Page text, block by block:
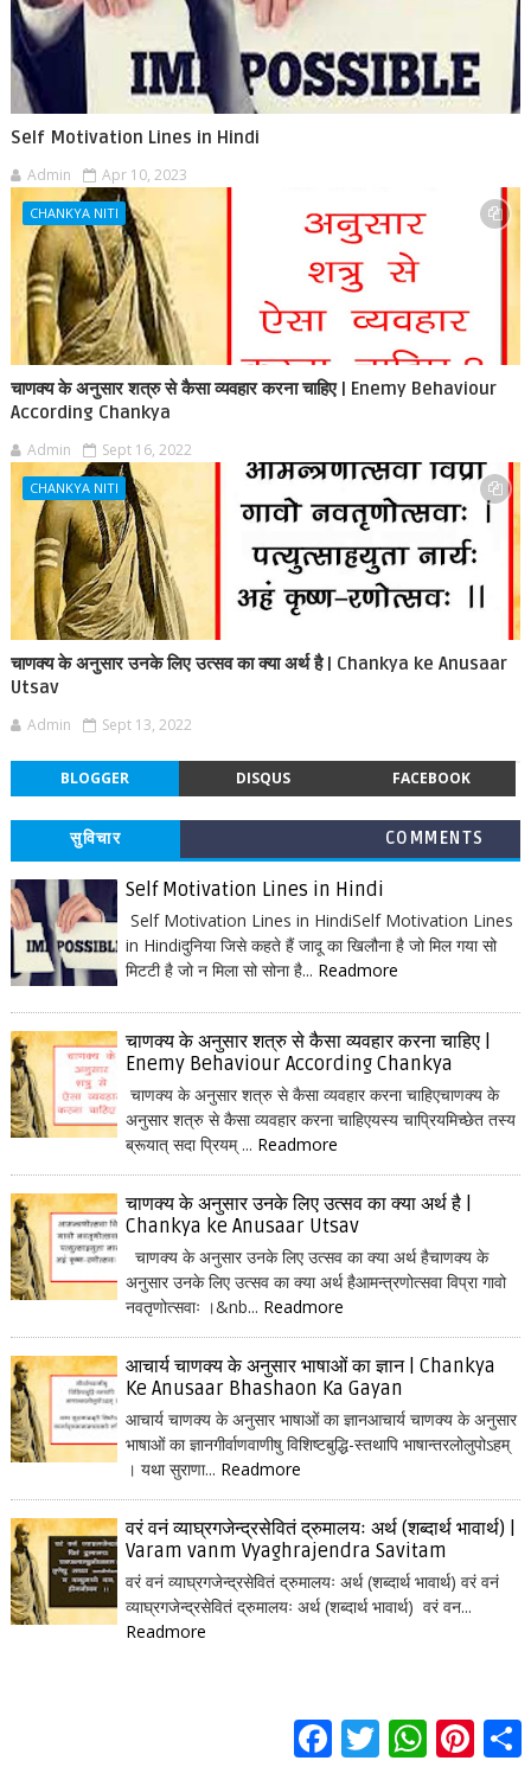
Self Motivation Lines in Hindi
Admin Apr 10, 2023
CHANKYA NITI
चाणक्य के अनुसार शत्रु से कैसा व्यवहार करना चाहिए | Enemy Behaviour
According Chankya
Admin Sept 16, 2022
CHANKYA NITI
चाणक्य के अनुसार उनके लिए उत्सव का क्या अर्थ है | Chankya ke Anusaar
Utsav
Admin Sept 13, 2022
BLOGGER DISQUS FACEBOOK
सुविचार COMMENTS
Self Motivation Lines in Hindi
Self Motivation Lines in HindiSelf Motivation Lines
in Hindiदुनिया जिसे कहते हैं जादू का खिलौना है जो मिल गया सो
मिटटी है जो न मिला सो सोना है... Readmore
चाणक्य के अनुसार शत्रु से कैसा व्यवहार करना चाहिए |
Enemy Behaviour According Chankya
चाणक्य के अनुसार शत्रु से कैसा व्यवहार करना चाहिएचाणक्य के
अनुसार शत्रु से कैसा व्यवहार करना चाहिएयस्य चाप्रियमिच्छेत तस्य
ब्रूयात् सदा प्रियम् ... Readmore
चाणक्य के अनुसार उनके लिए उत्सव का क्या अर्थ है |
Chankya ke Anusaar Utsav
चाणक्य के अनुसार उनके लिए उत्सव का क्या अर्थ हैचाणक्य के
अनुसार उनके लिए उत्सव का क्या अर्थ हैआमन्त्रणोत्सवा विप्रा गावो
नवतृणोत्सवाः ।&nb... Readmore
आचार्य चाणक्य के अनुसार भाषाओं का ज्ञान | Chankya
Ke Anusaar Bhashaon Ka Gayan
आचार्य चाणक्य के अनुसार भाषाओं का ज्ञानआचार्य चाणक्य के अनुसार
भाषाओं का ज्ञानगीर्वाणवाणीषु विशिष्टबुद्धि-स्तथापि भाषान्तरलोलुपोऽहम्
। यथा सुराणा... Readmore
वरं वनं व्याघ्रगजेन्द्रसेवितं द्रुमालयः अर्थ (शब्दार्थ भावार्थ) |
Varam vanm Vyaghrajendra Savitam
वरं वनं व्याघ्रगजेन्द्रसेवितं द्रुमालयः अर्थ (शब्दार्थ भावार्थ) वरं वनं
व्याघ्रगजेन्द्रसेवितं द्रुमालयः अर्थ (शब्दार्थ भावार्थ) वरं वन...
Readmore
T
W
P